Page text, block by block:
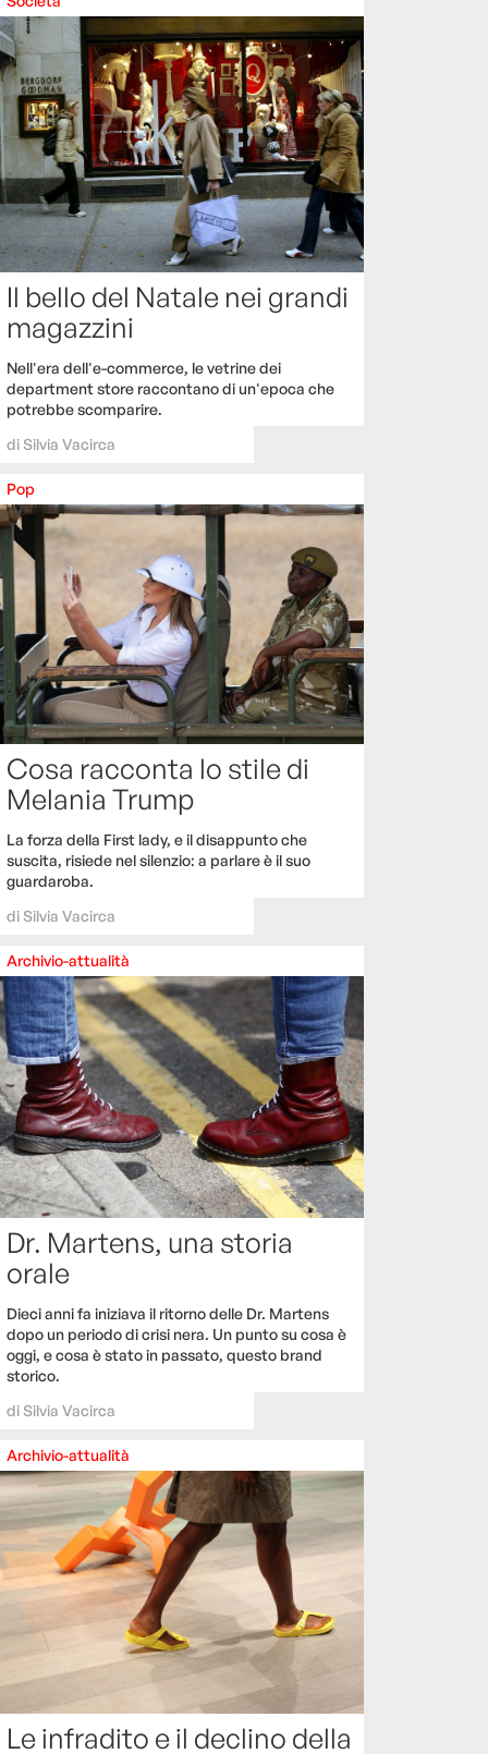
Il bello del Natale nei grandi
magazzini
Nell'era dell'e-commerce, le vetrine dei
department store raccontano di un'epoca che
potrebbe scomparire.
diSilvia Vacirca
Pop
Cosa racconta lo stile di
Melania Trump
La forza della First lady, e il disappunto che
suscita, risiede nel silenzio: a parlare è il suo
guardaroba.
diSilvia Vacirca
Archivio-attualità
Dr. Martens, una storia
orale
Dieci anni fa iniziava il ritorno delle Dr. Martens
dopo un periodo di crisi nera. Un punto su cosa è
oggi, e cosa è stato in passato, questo brand
storico.
diSilvia Vacirca
Archivio-attualità
Le infradito e il declino della